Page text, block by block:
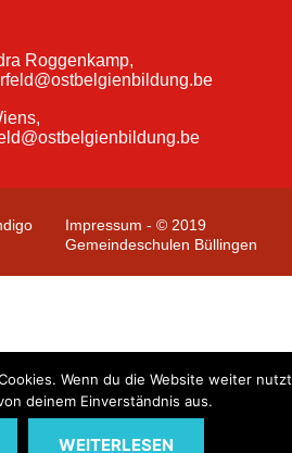
Roggenkamp,
Impressum - © 2019
Gemeindeschulen Büllingen
Wenn du die Website weiter
deinem Einverständnis aus.
WEITERLESEN